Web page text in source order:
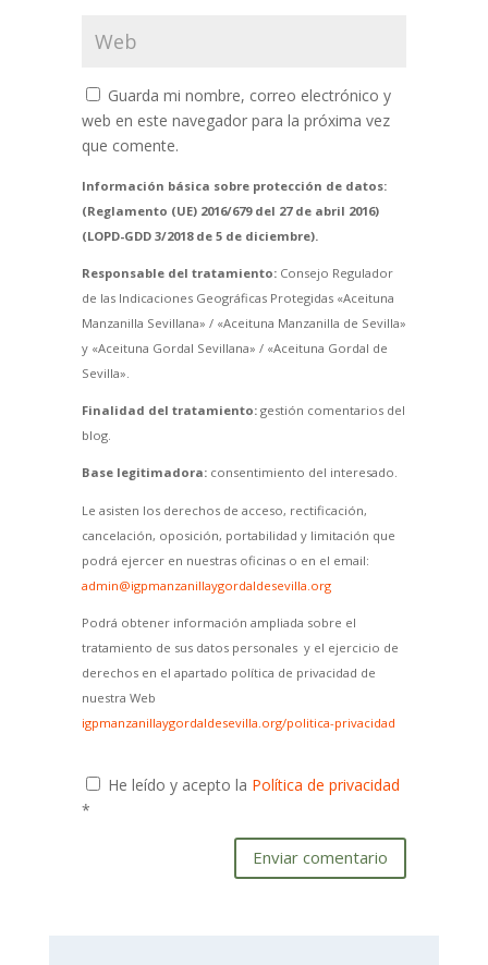
Guarda mi nombre, correo electrónico y
web en este navegador para la próxima vez
que comente.
Información básica sobre protección de datos:
(Reglamento (UE) 2016/679 del 27 de abril 2016)
(LOPD-GDD 3/2018 de 5 de diciembre).
Responsable del tratamiento:Consejo Regulador
de las Indicaciones Geográficas Protegidas «Aceituna
Manzanilla Sevillana» / «Aceituna Manzanilla de Sevilla»
y «Aceituna Gordal Sevillana» / «Aceituna Gordal de
Sevilla».
Finalidad del tratamiento:gestión comentarios del
blog.
Base legitimadora:consentimiento del interesado.
Le asisten los derechos de acceso, rectificación,
cancelación, oposición, portabilidad y limitación que
podrá ejercer en nuestras oficinas o en el email:
admin@igpmanzanillaygordaldesevilla.org
Podrá obtener información ampliada sobre el
tratamiento de sus datos personales y el ejercicio de
derechos en el apartado política de privacidad de
nuestra Web
igpmanzanillaygordaldesevilla.org/politica-privacidad
He leído y acepto la Política de privacidad
*
Enviar comentario